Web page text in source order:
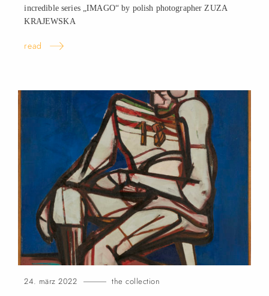
incredible series „IMAGO“ by polish photographer ZUZA
KRAJEWSKA
read
24. märz 2022 the collection